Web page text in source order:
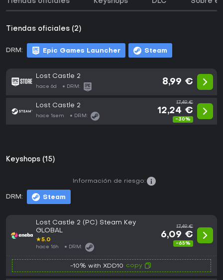
Tiendas oficiales Keyshops DLC Sobre
Tiendas oficiales (2)
DRM: Epic Games Launcher Steam
Lost Castle 2
hace 6d DRM:
8,99 €
Lost Castle 2
hace 1sem DRM:
17,49 €
12,24 €
-30%
Keyshops (15)
DRM: Steam
Información de riesgo:
Lost Castle 2 (PC) Steam Key
GLOBAL
★5.0
hace 16h DRM:
17,49 €
6,09 €
-65%
-10% with XDD10 copy